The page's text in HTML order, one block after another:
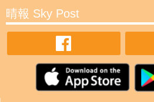
晴報 Sky Post